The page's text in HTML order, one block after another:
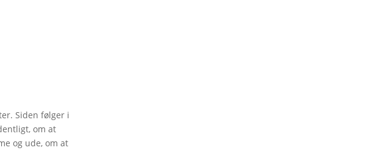
Siden følger i
om at
og ude, om at